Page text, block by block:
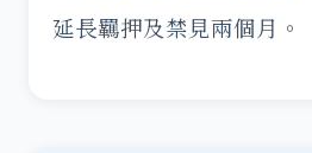
延長羈押及禁見兩個月。